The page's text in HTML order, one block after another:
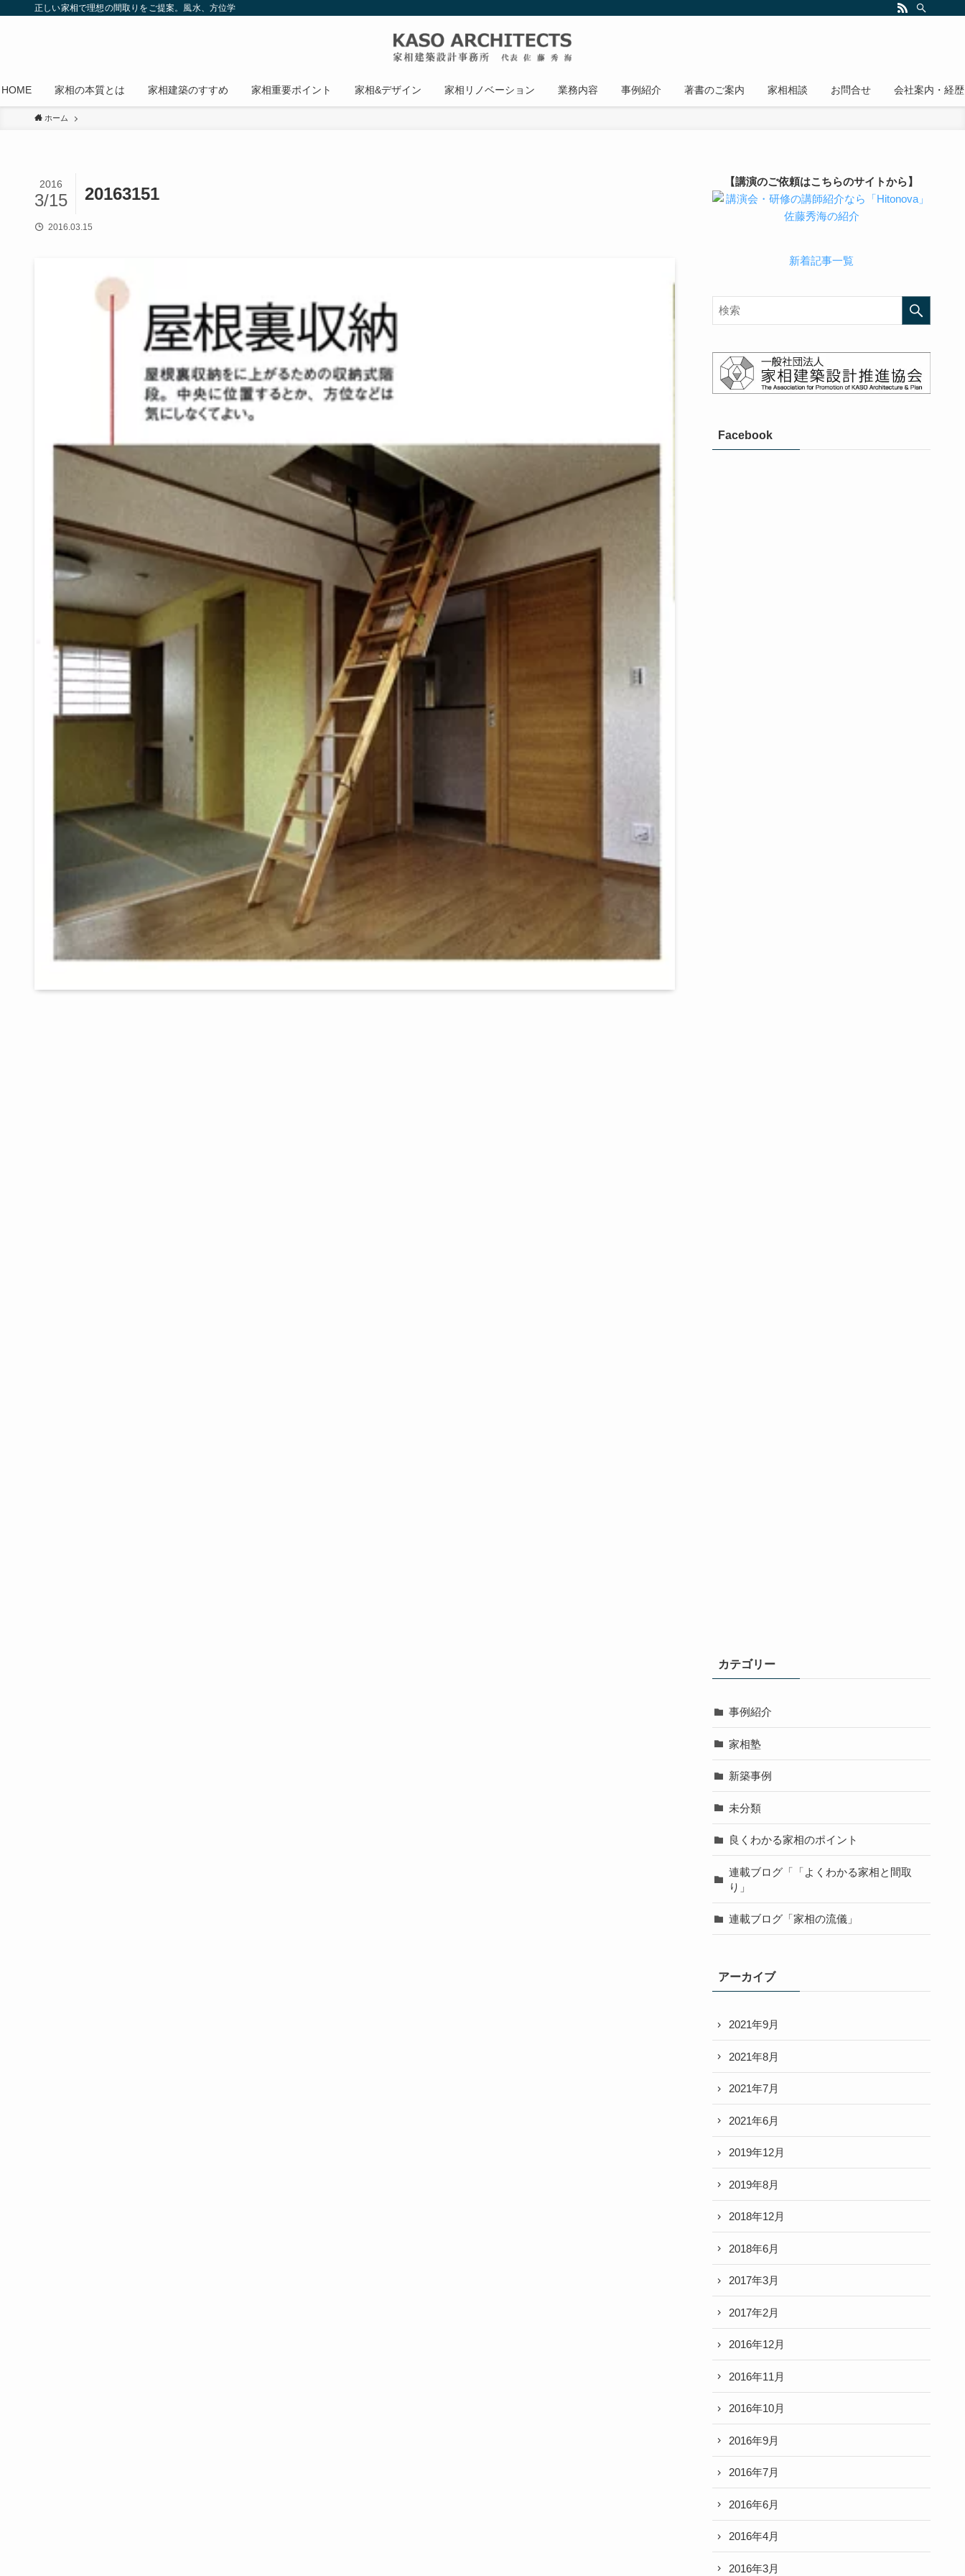
正しい家相で理想の間取りをご提案。風水、方位学
HOME 家相の本質とは 家相建築のすすめ 家相重要ポイント 家相&デザイン 家相リノベーション 業務内容 事例紹介 著書のご案内 家相相談 お問合せ 会社案内・経歴
ホーム
20163151
2016
3/15
2016.03.15
【講演のご依頼はこちらのサイトから】
新着記事一覧
Facebook
カテゴリー
事例紹介
家相塾
新築事例
未分類
良くわかる家相のポイント
連載ブログ「「よくわかる家相と間取
り」
連載ブログ「家相の流儀」
アーカイブ
2021年9月
2021年8月
2021年7月
2021年6月
2019年12月
2019年8月
2018年12月
2018年6月
2017年3月
2017年2月
2016年12月
2016年11月
2016年10月
2016年9月
2016年7月
2016年6月
2016年4月
2016年3月